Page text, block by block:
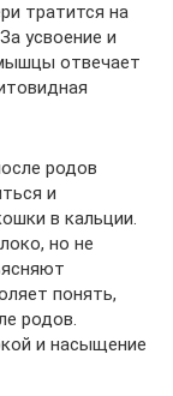
тратится на
усвоение и
отвечает
родов
и
в кальции.
но не
понять,
родов.
и насыщение